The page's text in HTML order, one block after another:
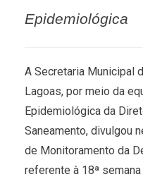
Epidemiológica
A Secretaria Municipal
Lagoas, por meio da
Epidemiológica da
Saneamento, divulgou
de Monitoramento da
referente à 18ª